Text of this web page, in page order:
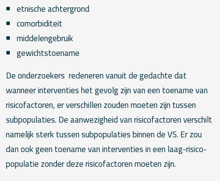
etnische achtergrond
comorbiditeit
middelengebruik
gewichtstoename
De onderzoekers redeneren vanuit de gedachte dat
wanneer interventies het gevolg zijn van een toename van
risicofactoren, er verschillen zouden moeten zijn tussen
subpopulaties. De aanwezigheid van risicofactoren verschilt
namelijk sterk tussen subpopulaties binnen de VS. Er zou
dan ook geen toename van interventies in een laag-risico-
populatie zonder deze risicofactoren moeten zijn.